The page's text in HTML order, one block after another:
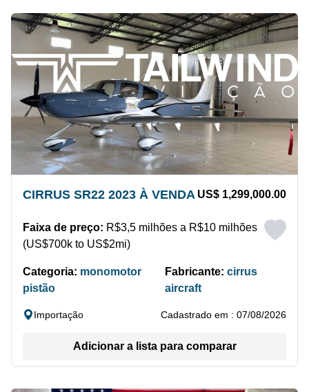
CIRRUS SR22 2023 À VENDA US$ 1,299,000.00
Faixa de preço: R$3,5 milhões a R$10 milhões
(US$700k to US$2mi)
Categoria: monomotor
pistão
Fabricante: cirrus
aircraft
Importação Cadastrado em : 07/08/2026
Adicionar a lista para comparar